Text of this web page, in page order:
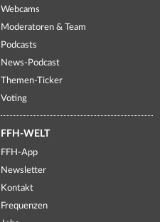
Webcams
Moderatoren & Team
Podcasts
News-Podcast
Themen-Ticker
Voting
FFH-WELT
FFH-App
Newsletter
Kontakt
Frequenzen